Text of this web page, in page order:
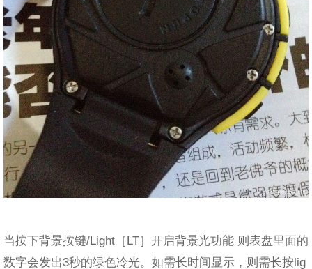
当按下背景按键/Light［LT］开启背景光功能 则表盘里面的
数字会发出3秒的绿色冷光。如需长时间显示，则需长按lig